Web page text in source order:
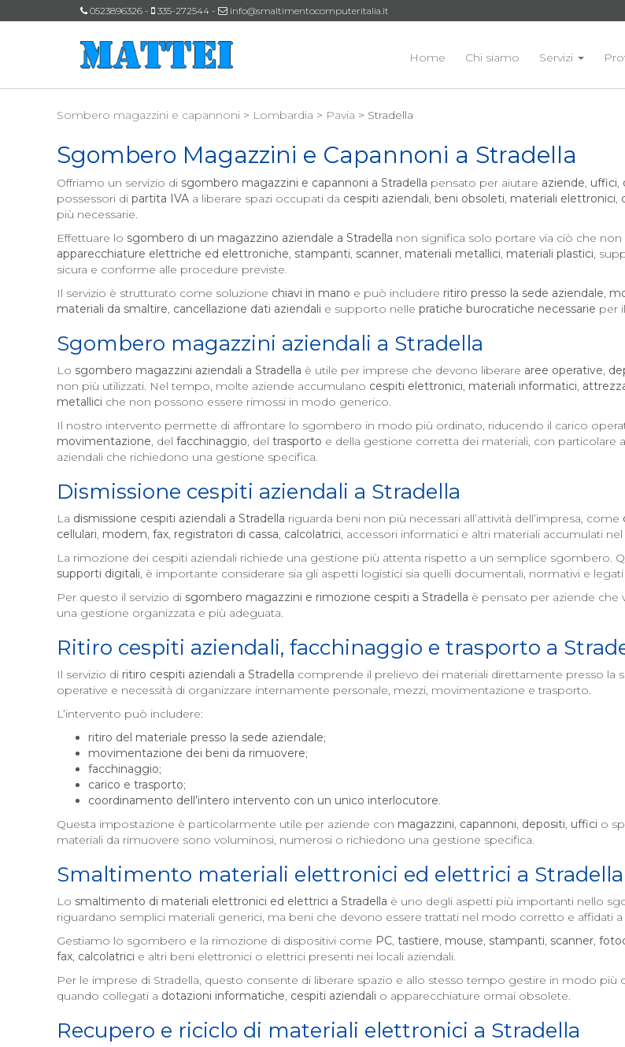
0523896326 - 335-272544 - info@smaltimentocomputeritalia.it
Home Chi siamo Servizi
Sombero magazzini e capannoni > Lombardia > Pavia > Stradella
Sgombero Magazzini e Capannoni a Stradella
Offriamo un servizio di sgombero magazzini e capannoni a Stradella pensato per aiutare aziende, uffici,
possessori di partita IVA a liberare spazi occupati da cespiti aziendali, beni obsoleti, materiali elettronici,
più necessarie.
Effettuare lo sgombero di un magazzino aziendale a Stradella non significa solo portare via ciò che
apparecchiature elettriche ed elettroniche, stampanti, scanner, materiali metallici, materiali plastici,
sicura e conforme alle procedure previste.
Il servizio è strutturato come soluzione chiavi in mano e può includere ritiro presso la sede aziendale,
materiali da smaltire, cancellazione dati aziendali e supporto nelle pratiche burocratiche necessarie per
Sgombero magazzini aziendali a Stradella
Lo sgombero magazzini aziendali a Stradella è utile per imprese che devono liberare aree operative,
non più utilizzati. Nel tempo, molte aziende accumulano cespiti elettronici, materiali informatici,
metallici che non possono essere rimossi in modo generico.
Il nostro intervento permette di affrontare lo sgombero in modo più ordinato, riducendo il carico
movimentazione, del facchinaggio, del trasporto e della gestione corretta dei materiali, con particolare
aziendali che richiedono una gestione specifica.
Dismissione cespiti aziendali a Stradella
La dismissione cespiti aziendali a Stradella riguarda beni non più necessari all’attività dell’impresa, come
cellulari, modem, fax, registratori di cassa, calcolatrici, accessori informatici e altri materiali accumulati
La rimozione dei cespiti aziendali richiede una gestione più attenta rispetto a un semplice sgombero.
supporti digitali, è importante considerare sia gli aspetti logistici sia quelli documentali, normativi e legati
Per questo il servizio di sgombero magazzini e rimozione cespiti a Stradella è pensato per aziende che
una gestione organizzata e più adeguata.
Ritiro cespiti aziendali, facchinaggio e trasporto a
Il servizio di ritiro cespiti aziendali a Stradella comprende il prelievo dei materiali direttamente presso
operative e necessità di organizzare internamente personale, mezzi, movimentazione e trasporto.
L’intervento può includere:
ritiro del materiale presso la sede aziendale;
movimentazione dei beni da rimuovere;
facchinaggio;
carico e trasporto;
coordinamento dell’intero intervento con un unico interlocutore.
Questa impostazione è particolarmente utile per aziende con magazzini, capannoni, depositi, uffici o
materiali da rimuovere sono voluminosi, numerosi o richiedono una gestione specifica.
Smaltimento materiali elettronici ed elettrici a Stradella
Lo smaltimento di materiali elettronici ed elettrici a Stradella è uno degli aspetti più importanti nello
riguardano semplici materiali generici, ma beni che devono essere trattati nel modo corretto e affidati a
Gestiamo lo sgombero e la rimozione di dispositivi come PC, tastiere, mouse, stampanti, scanner,
fax, calcolatrici e altri beni elettronici o elettrici presenti nei locali aziendali.
Per le imprese di Stradella, questo consente di liberare spazio e allo stesso tempo gestire in modo
quando collegati a dotazioni informatiche, cespiti aziendali o apparecchiature ormai obsolete.
Recupero e riciclo di materiali elettronici a Stradella